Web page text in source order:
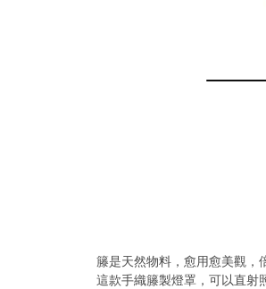
籐是天然物料，愈用愈美觀，
這款手織籐製燈罩，可以直射